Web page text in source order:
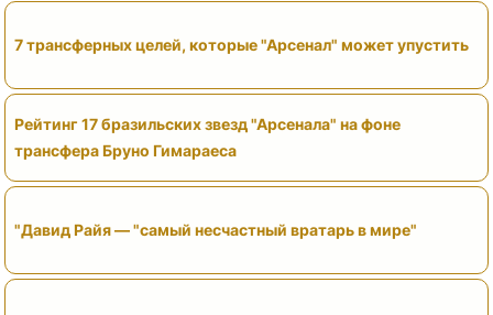
7 трансферных целей, которые "Арсенал" может упустить
Рейтинг 17 бразильских звезд "Арсенала" на фоне
трансфера Бруно Гимараеса
"Давид Райя — "самый несчастный вратарь в мире"